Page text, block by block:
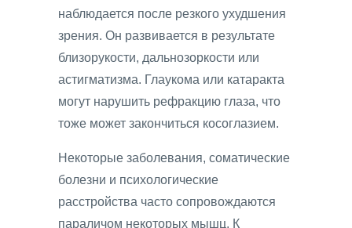
наблюдается после резкого ухудшения
зрения. Он развивается в результате
близорукости, дальнозоркости или
астигматизма. Глаукома или катаракта
могут нарушить рефракцию глаза, что
тоже может закончиться косоглазием.
Некоторые заболевания, соматические
болезни и психологические
расстройства часто сопровождаются
параличом некоторых мышц. К